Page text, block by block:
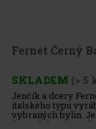
Fernet Černý
SKLADEM (> 5
Jenčík a dcery
italského typu
vybraných bylin.
fernetů, které